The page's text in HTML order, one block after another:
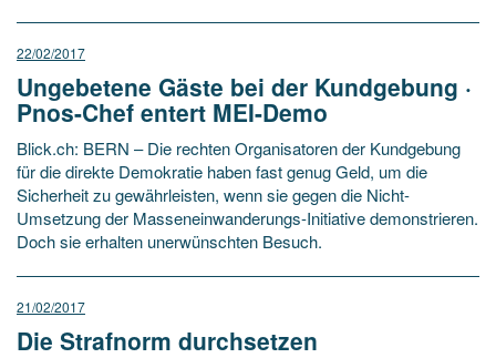
22/02/2017
Ungebetene Gäste bei der Kundgebung ·
Pnos-Chef entert MEI-Demo
Blick.ch: BERN – Die rechten Organisatoren der Kundgebung
für die direkte Demokratie haben fast genug Geld, um die
Sicherheit zu gewährleisten, wenn sie gegen die Nicht-
Umsetzung der Masseneinwanderungs-Initiative demonstrieren.
Doch sie erhalten unerwünschten Besuch.
21/02/2017
Die Strafnorm durchsetzen